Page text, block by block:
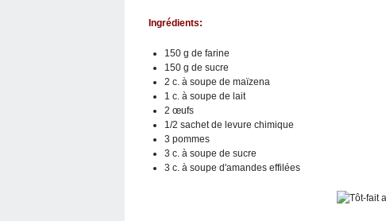
Ingrédients:
150 g de farine
150 g de sucre
2 c. à soupe de maïzena
1 c. à soupe de lait
2 œufs
1/2 sachet de levure chimique
3 pommes
3 c. à soupe de sucre
3 c. à soupe d'amandes effilées